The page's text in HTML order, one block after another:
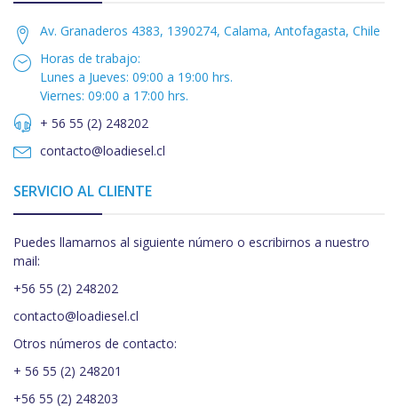
Av. Granaderos 4383, 1390274, Calama, Antofagasta, Chile
Horas de trabajo:
Lunes a Jueves: 09:00 a 19:00 hrs.
Viernes: 09:00 a 17:00 hrs.
+ 56 55 (2) 248202
contacto@loadiesel.cl
SERVICIO AL CLIENTE
Puedes llamarnos al siguiente número o escribirnos a nuestro
mail:
+56 55 (2) 248202
contacto@loadiesel.cl
Otros números de contacto:
+ 56 55 (2) 248201
+56 55 (2) 248203